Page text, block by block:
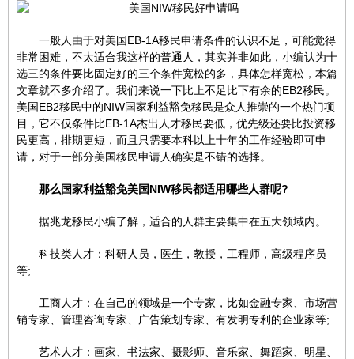
一般人由于对美国EB-1A移民申请条件的认识不足，可能觉得
非常困难，不太适合我这样的普通人，其实并非如此，小编认为十
选三的条件要比固定好的三个条件宽松的多，具体怎样宽松，本篇
文章就不多介绍了。我们来说一下比上不足比下有余的EB2移民。
美国EB2移民中的NIW国家利益豁免移民是众人推崇的一个热门项
目，它不仅条件比EB-1A杰出人才移民要低，优先级还要比投资移
民更高，排期更短，而且只需要本科以上十年的工作经验即可申
请，对于一部分美国移民申请人确实是不错的选择。
那么国家利益豁免美国NIW移民都适用哪些人群呢?
据兆龙移民小编了解，适合的人群主要集中在五大领域内。
科技类人才：科研人员，医生，教授，工程师，高级程序员
等;
工商人才：在自己的领域是一个专家，比如金融专家、市场营
销专家、管理咨询专家、广告策划专家、有发明专利的企业家等;
艺术人才：画家、书法家、摄影师、音乐家、舞蹈家、明星、